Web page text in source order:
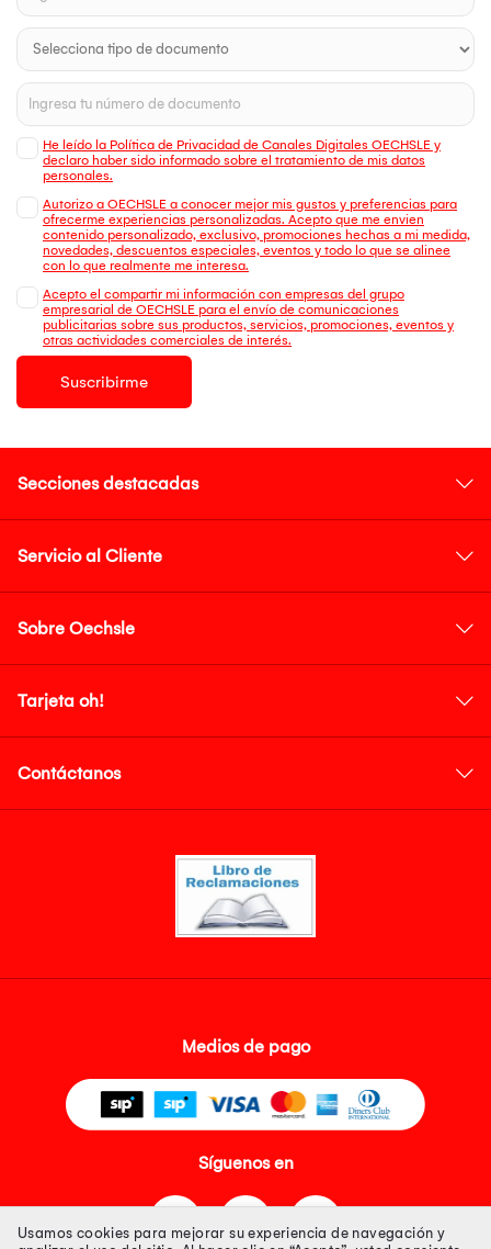
He leído la Política de Privacidad de Canales Digitales OECHSLE y
declaro haber sido informado sobre el tratamiento de mis datos
personales.
Autorizo a OECHSLE a conocer mejor mis gustos y preferencias para
ofrecerme experiencias personalizadas. Acepto que me envien
contenido personalizado, exclusivo, promociones hechas a mi medida,
novedades, descuentos especiales, eventos y todo lo que se alinee
con lo que realmente me interesa.
Acepto el compartir mi información con empresas del grupo
empresarial de OECHSLE para el envío de comunicaciones
publicitarias sobre sus productos, servicios, promociones, eventos y
otras actividades comerciales de interés.
Suscribirme
Secciones destacadas
Servicio al Cliente
Sobre Oechsle
Tarjeta oh!
Contáctanos
Medios de pago
Síguenos en
Usamos cookies para mejorar su experiencia de navegación y